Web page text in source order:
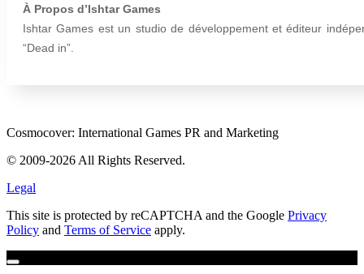
À Propos d’Ishtar Games
Ishtar Games est un studio de développement et éditeur
“Dead in”.
Cosmocover: International Games PR and Marketing
© 2009-2026 All Rights Reserved.
Legal
This site is protected by reCAPTCHA and the Google Privacy
Policy and Terms of Service apply.